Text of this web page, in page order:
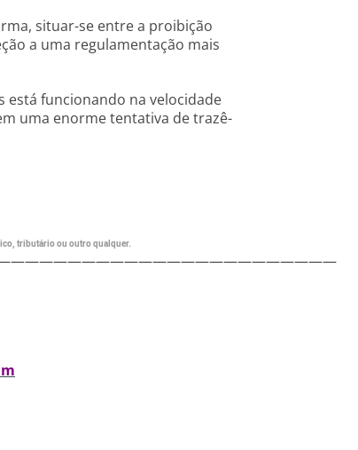
situar-se entre a proibição
a uma regulamentação mais
está funcionando na velocidade
uma enorme tentativa de trazê-
tributário ou outro qualquer.